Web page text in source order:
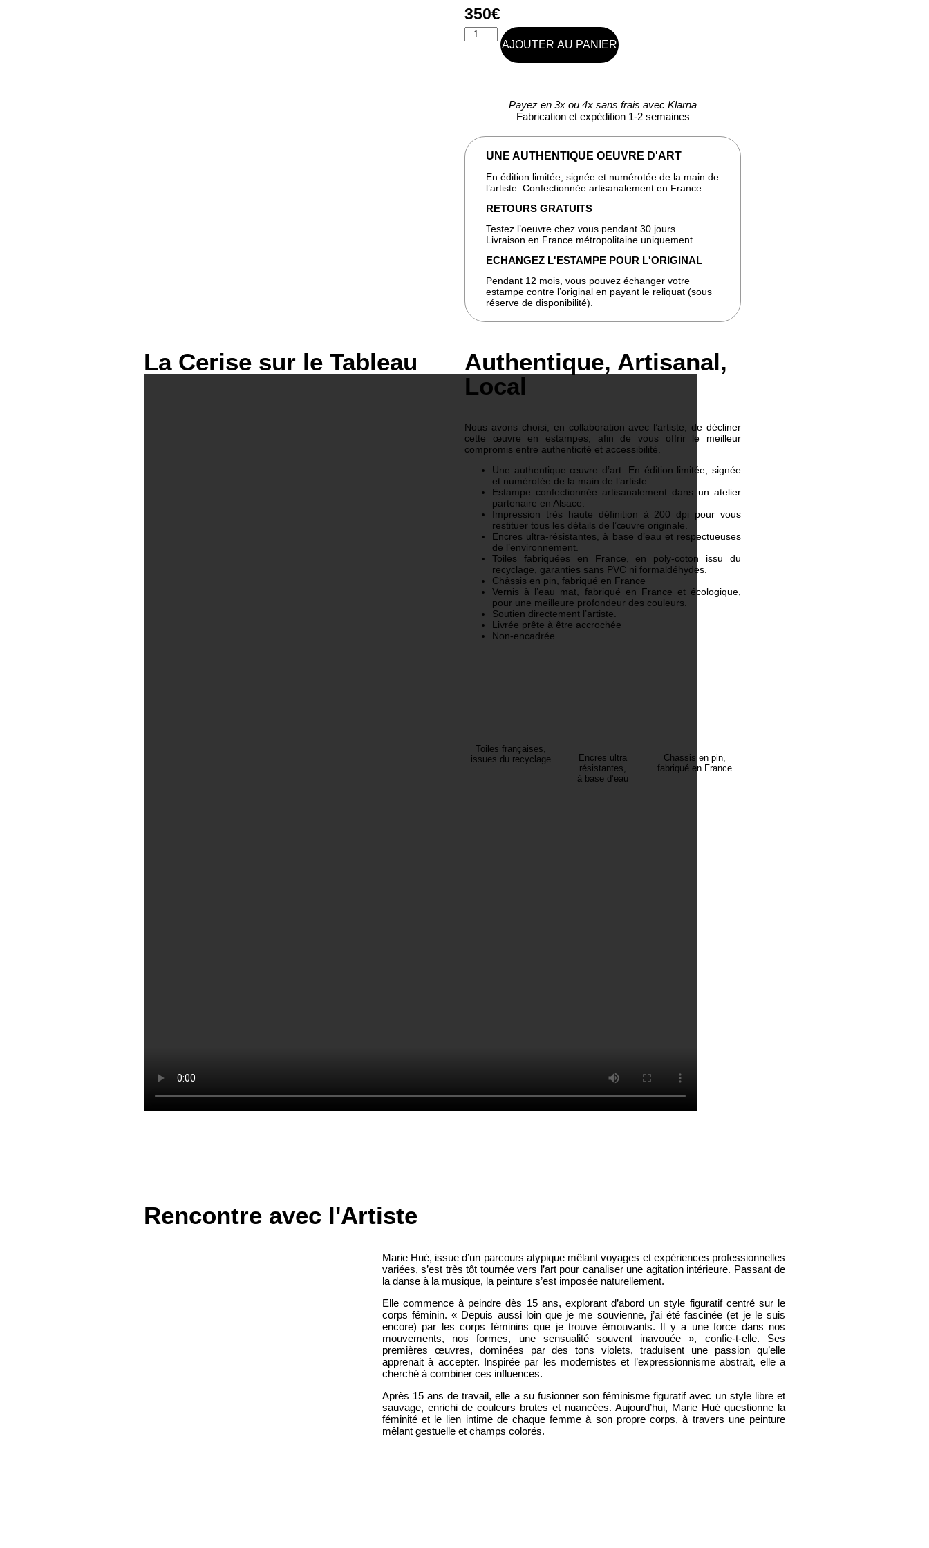
350€
AJOUTER AU PANIER
Payez en 3x ou 4x sans frais avec Klarna
Fabrication et expédition 1-2 semaines
UNE AUTHENTIQUE OEUVRE D'ART
En édition limitée, signée et numérotée de la main de
l’artiste. Confectionnée artisanalement en France.
RETOURS GRATUITS
Testez l’oeuvre chez vous pendant 30 jours.
Livraison en France métropolitaine uniquement.
ECHANGEZ L'ESTAMPE POUR L'ORIGINAL
Pendant 12 mois, vous pouvez échanger votre
estampe contre l’original en payant le reliquat (sous
réserve de disponibilité).
La Cerise sur le Tableau
Authentique, Artisanal,
Local
Nous avons choisi, en collaboration avec l’artiste, de décliner
cette œuvre en estampes, afin de vous offrir le meilleur
compromis entre authenticité et accessibilité.
Une authentique œuvre d’art: En édition limitée, signée
et numérotée de la main de l’artiste.
Estampe confectionnée artisanalement dans un atelier
partenaire en Alsace.
Impression très haute définition à 200 dpi pour vous
restituer tous les détails de l’œuvre originale.
Encres ultra-résistantes, à base d’eau et respectueuses
de l’environnement.
Toiles fabriquées en France, en poly-coton issu du
recyclage, garanties sans PVC ni formaldéhydes.
Châssis en pin, fabriqué en France
Vernis à l’eau mat, fabriqué en France et écologique,
pour une meilleure profondeur des couleurs.
Soutien directement l’artiste.
Livrée prête à être accrochée
Non-encadrée
Toiles françaises,
issues du recyclage
Chassis en pin,
fabriqué en France
Encres ultra
résistantes,
à base d’eau
Rencontre avec l'Artiste
Marie Hué, issue d’un parcours atypique mêlant voyages et expériences professionnelles
variées, s’est très tôt tournée vers l’art pour canaliser une agitation intérieure. Passant de
la danse à la musique, la peinture s’est imposée naturellement.
Elle commence à peindre dès 15 ans, explorant d’abord un style figuratif centré sur le
corps féminin. « Depuis aussi loin que je me souvienne, j’ai été fascinée (et je le suis
encore) par les corps féminins que je trouve émouvants. Il y a une force dans nos
mouvements, nos formes, une sensualité souvent inavouée », confie-t-elle. Ses
premières œuvres, dominées par des tons violets, traduisent une passion qu’elle
apprenait à accepter. Inspirée par les modernistes et l’expressionnisme abstrait, elle a
cherché à combiner ces influences.
Après 15 ans de travail, elle a su fusionner son féminisme figuratif avec un style libre et
sauvage, enrichi de couleurs brutes et nuancées. Aujourd’hui, Marie Hué questionne la
féminité et le lien intime de chaque femme à son propre corps, à travers une peinture
mêlant gestuelle et champs colorés.